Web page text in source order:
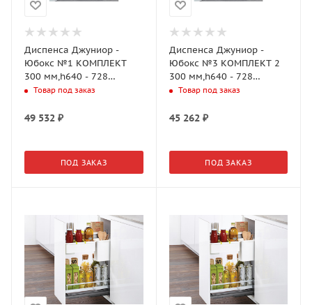
Диспенса Джуниор -
Юбокс №1 КОМПЛЕКТ
300 мм,h640 - 728
мм,Арена СТИЛЬ 1
Товар под заказ
49 532 ₽
ПОД ЗАКАЗ
Диспенса Джуниор -
Юбокс №3 КОМПЛЕКТ 2
300 мм,h640 - 728
мм,Арена СТИЛЬ 1
Товар под заказ
45 262₽
ПОД ЗАКАЗ